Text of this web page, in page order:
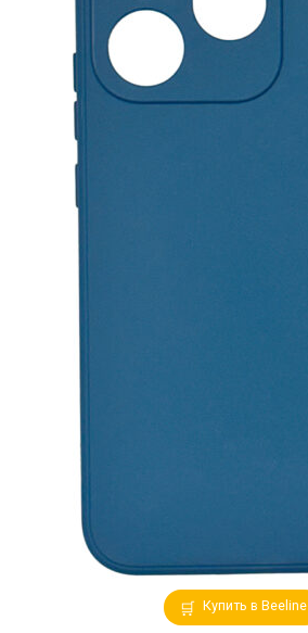
Купить в Beeline